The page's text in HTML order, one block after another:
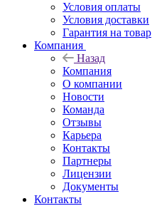
Условия оплаты
Условия доставки
Гарантия на товар
Компания
Назад
Компания
О компании
Новости
Команда
Отзывы
Карьера
Контакты
Партнеры
Лицензии
Документы
Контакты